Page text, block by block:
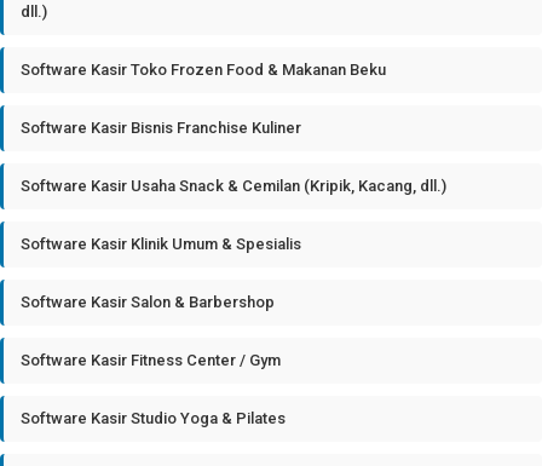
dll.)
Software Kasir Toko Frozen Food & Makanan Beku
Software Kasir Bisnis Franchise Kuliner
Software Kasir Usaha Snack & Cemilan (Kripik, Kacang, dll.)
Software Kasir Klinik Umum & Spesialis
Software Kasir Salon & Barbershop
Software Kasir Fitness Center / Gym
Software Kasir Studio Yoga & Pilates